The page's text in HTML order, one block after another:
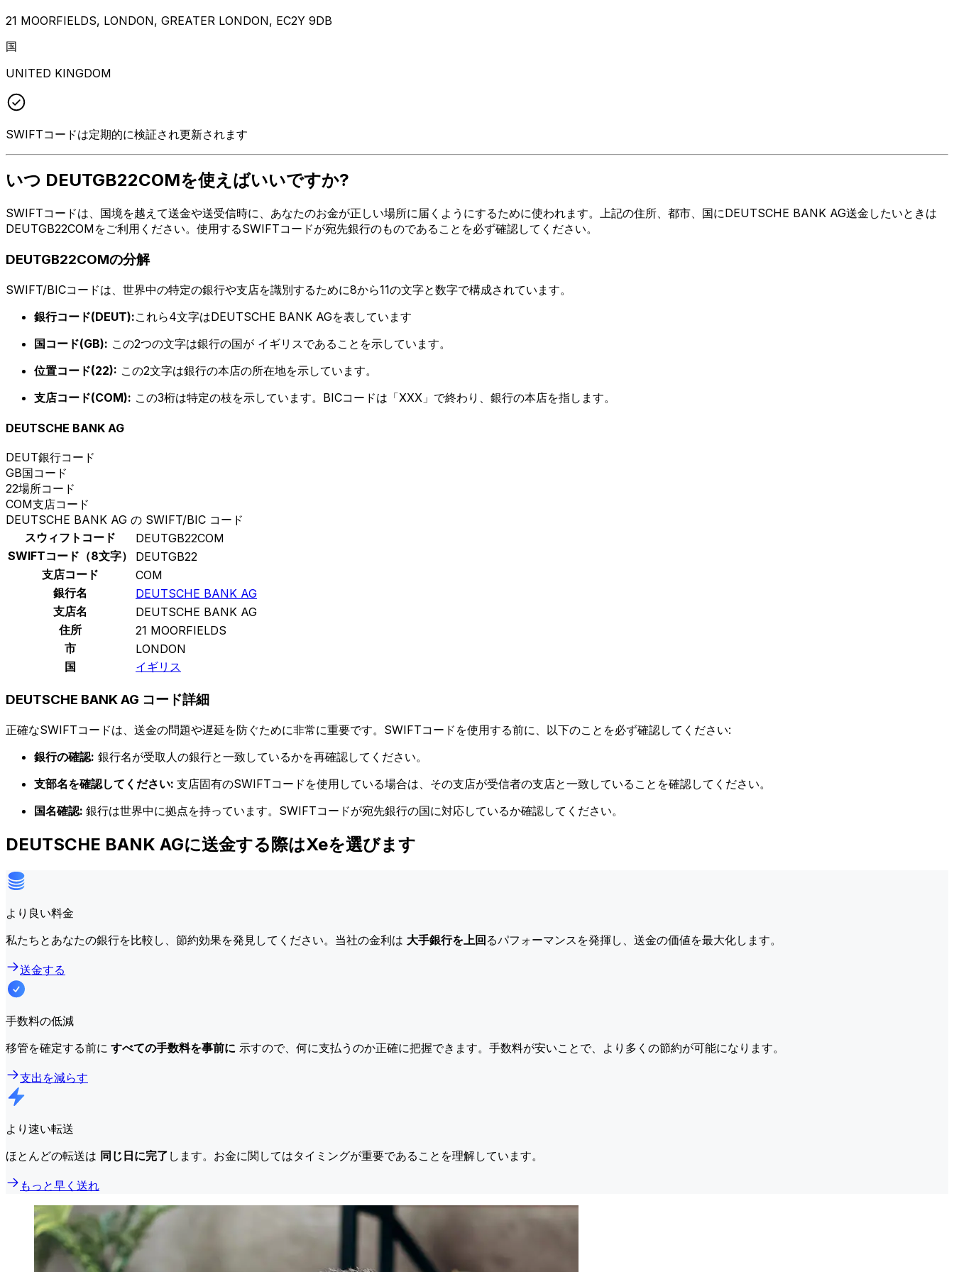
21 MOORFIELDS, LONDON, GREATER LONDON, EC2Y 9DB
国
UNITED KINGDOM
SWIFTコードは定期的に検証され更新されます
いつ DEUTGB22COMを使えばいいですか?
SWIFTコードは、国境を越えて送金や送受信時に、あなたのお金が正しい場所に届くようにするために使われます。上記の住所、都市、国にDEUTSCHE BANK AG送金したいときは
DEUTGB22COMをご利用ください。使用するSWIFTコードが宛先銀行のものであることを必ず確認してください。
DEUTGB22COMの分解
SWIFT/BICコードは、世界中の特定の銀行や支店を識別するために8から11の文字と数字で構成されています。
銀行コード(DEUT):これら4文字はDEUTSCHE BANK AGを表しています
国コード(GB): この2つの文字は銀行の国が イギリスであることを示しています。
位置コード(22): この2文字は銀行の本店の所在地を示しています。
支店コード(COM): この3桁は特定の枝を示しています。BICコードは「XXX」で終わり、銀行の本店を指します。
DEUTSCHE BANK AG
DEUT銀行コード
GB国コード
22場所コード
COM支店コード
DEUTSCHE BANK AG の SWIFT/BIC コード
スウィフトコード
DEUTGB22COM
SWIFTコード（8文字）
DEUTGB22
支店コード
COM
銀行名
DEUTSCHE BANK AG
支店名
DEUTSCHE BANK AG
住所
21 MOORFIELDS
市
LONDON
国
イギリス
DEUTSCHE BANK AG コード詳細
正確なSWIFTコードは、送金の問題や遅延を防ぐために非常に重要です。SWIFTコードを使用する前に、以下のことを必ず確認してください:
銀行の確認: 銀行名が受取人の銀行と一致しているかを再確認してください。
支部名を確認してください: 支店固有のSWIFTコードを使用している場合は、その支店が受信者の支店と一致していることを確認してください。
国名確認: 銀行は世界中に拠点を持っています。SWIFTコードが宛先銀行の国に対応しているか確認してください。
DEUTSCHE BANK AGに送金する際はXeを選びます
より良い料金
私たちとあなたの銀行を比較し、節約効果を発見してください。当社の金利は 大手銀行を上回るパフォーマンスを発揮し、送金の価値を最大化します。
送金する
手数料の低減
移管を確定する前に すべての手数料を事前に 示すので、何に支払うのか正確に把握できます。手数料が安いことで、より多くの節約が可能になります。
支出を減らす
より速い転送
ほとんどの転送は 同じ日に完了 します。お金に関してはタイミングが重要であることを理解しています。
もっと早く送れ